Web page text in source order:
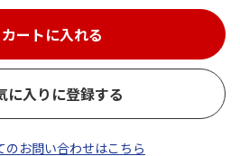
カートに入れる
に入りに登録する
のお問い合わせはこちら